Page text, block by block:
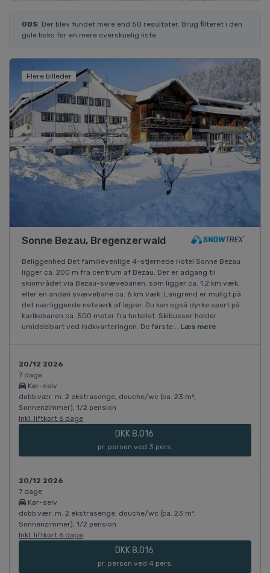
OBS: Der blev fundet mere end 50 resultater. Brug filteret i den
gule boks for en mere overskuelig liste.
Flere billeder
Sonne Bezau, Bregenzerwald
Beliggenhed Det familievenlige 4-stjernede Hotel Sonne Bezau
ligger ca. 200 m fra centrum af Bezau. Der er adgang til
skiområdet via Bezau-svævebanen, som ligger ca. 1,2 km væk,
eller en anden svævebane ca. 6 km væk. Langrend er muligt på
det nærliggende netværk af løjper. Du kan også dyrke sport på
kælkebanen ca. 500 meter fra hotellet. Skibusser holder
umiddelbart ved indkvarteringen. De første... Læs mere
20/12 2026
7 dage
Kør-selv
dobb.vær. m. 2 ekstrasenge, douche/wc (ca. 23 m²,
Sonnenzimmer), 1/2 pension
Inkl. liftkort 6 dage
DKK 8.016
pr. person ved 3 pers.
20/12 2026
7 dage
Kør-selv
dobb.vær. m. 2 ekstrasenge, douche/wc (ca. 23 m²,
Sonnenzimmer), 1/2 pension
Inkl. liftkort 6 dage
DKK 8.016
pr. person ved 4 pers.